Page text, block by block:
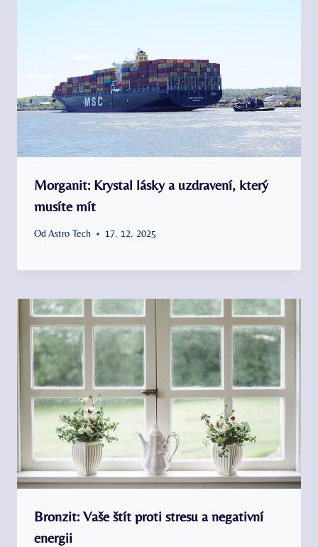
Morganit: Krystal lásky a uzdravení, který
musíte mít
OdAstro Tech 17. 12. 2025
Bronzit: Vaše štít proti stresu a negativní
energii